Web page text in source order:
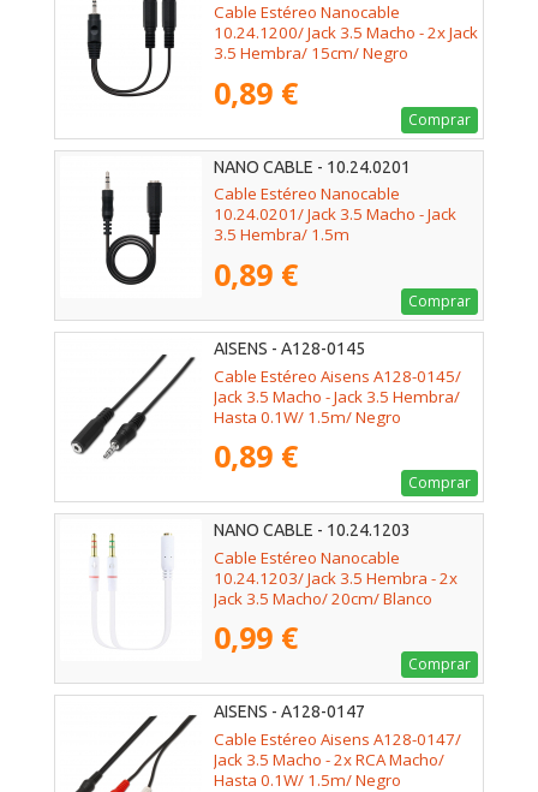
Cable Estéreo Nanocable
10.24.1200/ Jack 3.5 Macho - 2x Jack
3.5 Hembra/ 15cm/ Negro
0,89 €
Comprar
NANO CABLE - 10.24.0201
Cable Estéreo Nanocable
10.24.0201/ Jack 3.5 Macho - Jack
3.5 Hembra/ 1.5m
0,89 €
Comprar
AISENS - A128-0145
Cable Estéreo Aisens A128-0145/
Jack 3.5 Macho - Jack 3.5 Hembra/
Hasta 0.1W/ 1.5m/ Negro
0,89 €
Comprar
NANO CABLE - 10.24.1203
Cable Estéreo Nanocable
10.24.1203/ Jack 3.5 Hembra - 2x
Jack 3.5 Macho/ 20cm/ Blanco
0,99 €
Comprar
AISENS - A128-0147
Cable Estéreo Aisens A128-0147/
Jack 3.5 Macho - 2x RCA Macho/
Hasta 0.1W/ 1.5m/ Negro